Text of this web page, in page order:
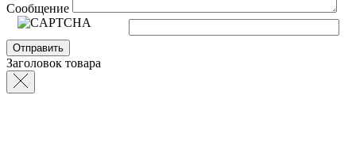
Сообщение
Заголовок товара